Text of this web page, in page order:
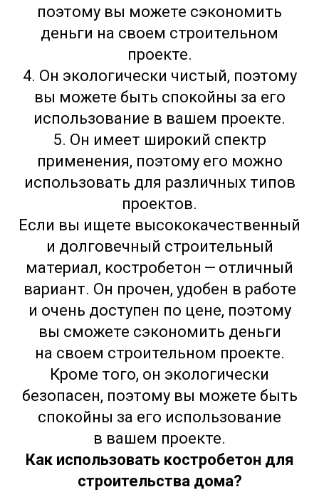
поэтому вы можете сэкономить
деньги на своем строительном
проекте.
4. Он экологически чистый, поэтому
вы можете быть спокойны за его
использование в вашем проекте.
5. Он имеет широкий спектр
применения, поэтому его можно
использовать для различных типов
проектов.
Если вы ищете высококачественный
и долговечный строительный
материал, костробетон — отличный
вариант. Он прочен, удобен в работе
и очень доступен по цене, поэтому
вы сможете сэкономить деньги
на своем строительном проекте.
Кроме того, он экологически
безопасен, поэтому вы можете быть
спокойны за его использование
в вашем проекте.
Как использовать костробетон для
строительства дома?